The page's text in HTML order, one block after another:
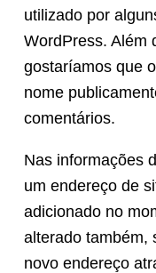
utilizado por
WordPress. Além
gostaríamos que
nome
comentários.
Nas informações
um endereço de
adicionado no
alterado também,
novo endereço